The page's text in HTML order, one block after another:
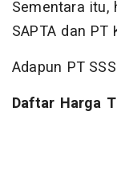
Sementara
SAPTA dan PT
Adapun PT
Daftar Harga